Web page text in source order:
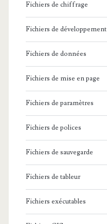
Fichiers de chiffrage
Fichiers de développement
Fichiers de données
Fichiers de mise en page
Fichiers de paramètres
Fichiers de polices
Fichiers de sauvegarde
Fichiers de tableur
Fichiers exécutables